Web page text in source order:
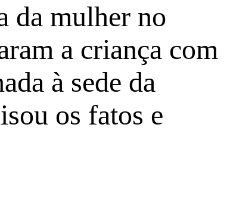
da mulher no
a criança com
à sede da
os fatos e